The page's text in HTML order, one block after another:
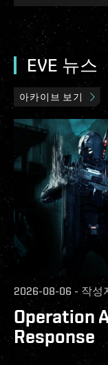
EVE 뉴스
아카이브 보기
2026-08-06 - 작성
Operation
Response